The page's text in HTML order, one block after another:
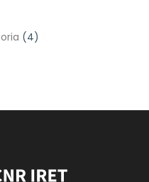
(4)